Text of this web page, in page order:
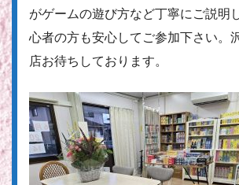
がゲームの遊び方など丁寧にご説明
心者の方も安心してご参加下さい。
店お待ちしております。